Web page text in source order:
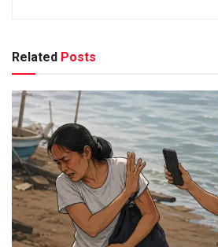
Related Posts